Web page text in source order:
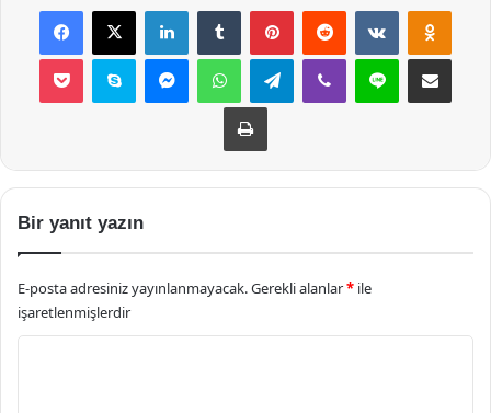
Facebook
X LinkedInTumblr PinterestReddit VKontakte
Pocket Skype MessengerWhatsAppTelegramViber Line E-Posta ile
Yazdır
Bir yanıt yazın
E-posta adresiniz yayınlanmayacak.Gerekli alanlar* ile
işaretlenmişlerdir